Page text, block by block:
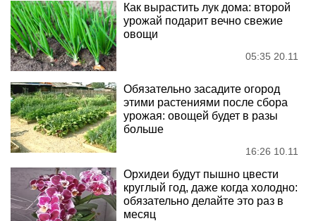
Как вырастить лук дома: второй
урожай подарит вечно свежие
овощи
05:35 20.11
Обязательно засадите огород
этими растениями после сбора
урожая: овощей будет в разы
больше
16:26 10.11
Орхидеи будут пышно цвести
круглый год, даже когда холодно:
обязательно делайте это раз в
месяц